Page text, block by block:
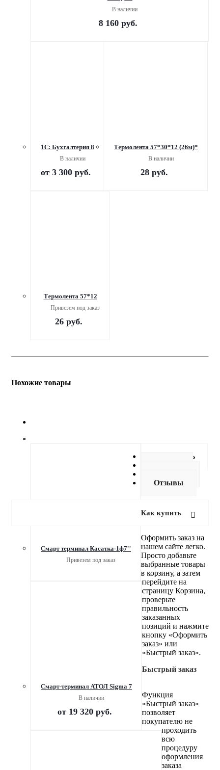
В наличии
8 160 руб.
1С: Бухгалтерия 8
В наличии
от 3 300 руб.
Термолента 57*30*12 (26м)*
В наличии
28 руб.
Термолента 57*12
Привезем под заказ
26руб.
Похожие товары
Смарт терминал Касатка-1ф7''
Привезем под заказ
Смарт-терминал АТОЛ Sigma 7
В наличии
от 19 320 руб.
Как купить
Отзывы
Как купить
Оформить заказ на
нашем сайте легко.
Просто добавьте
выбранные товары
в корзину, а затем
перейдите на
страницу Корзина,
проверьте
правильность
заказанных
позиций и нажмите
кнопку «Оформить
заказ» или
«Быстрый заказ».
Быстрый заказ
Функция
«Быстрый заказ»
позволяет
покупателю не
проходить
всю
процедуру
оформления
заказа